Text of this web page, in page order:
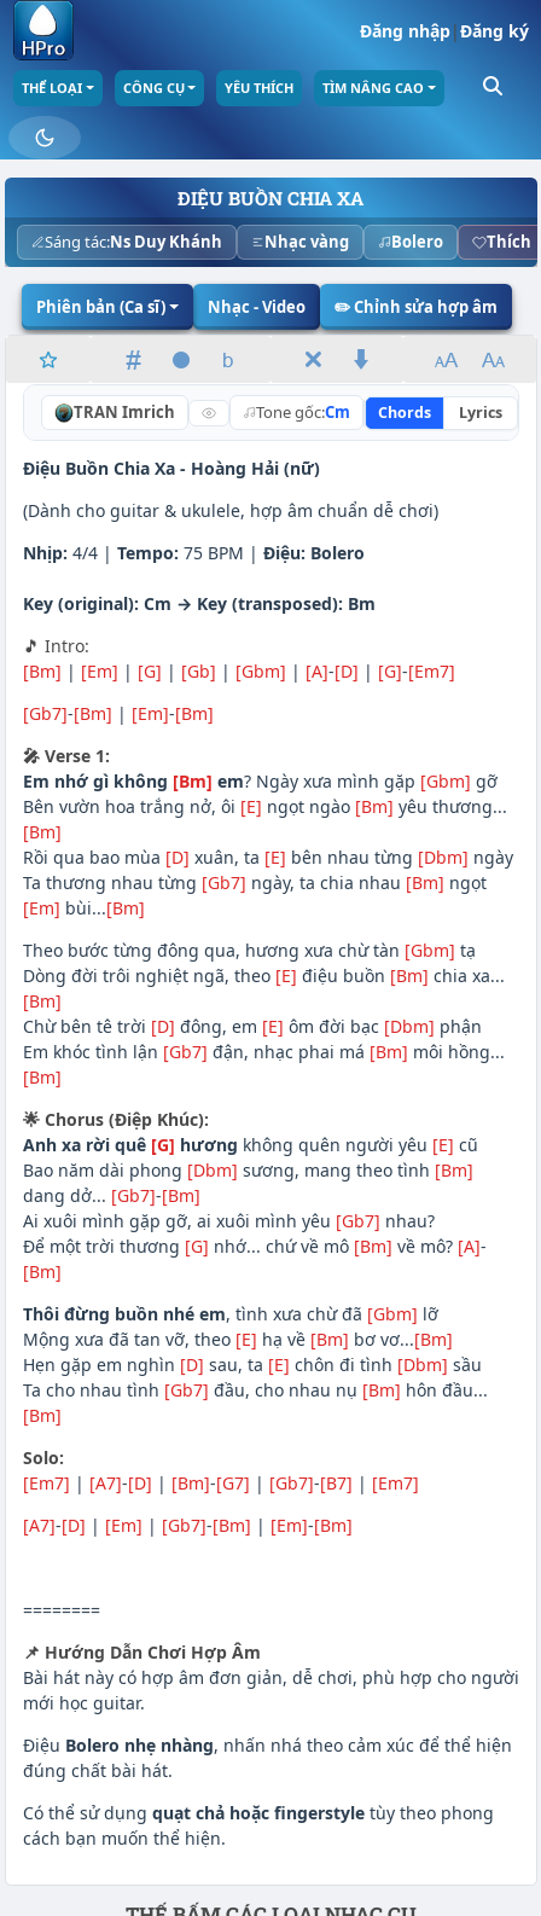
Đăng nhập|Đăng ký
THỂ LOẠI CÔNG CỤ YÊU THÍCH TÌM NÂNG CAO
ĐIỆU BUỒN CHIA XA
Sáng tác:Ns Duy Khánh Nhạc vàng Bolero Thích
Phiên bản (Ca sĩ) Nhạc - Video ✏️ Chỉnh sửa hợp âm
TRAN Imrich Tone gốc:Cm Chords Lyrics
Điệu Buồn Chia Xa - Hoàng Hải (nữ)
(Dành cho guitar & ukulele, hợp âm chuẩn dễ chơi)
Nhịp: 4/4 | Tempo: 75 BPM | Điệu: Bolero
Key (original): Cm → Key (transposed): Bm
🎵 Intro:
[Bm] | [Em] | [G] | [Gb] | [Gbm] | [A]-[D] | [G]-[Em7]
[Gb7]-[Bm] | [Em]-[Bm]
🎤 Verse 1:
Em nhớ gì không [Bm] em? Ngày xưa mình gặp [Gbm] gỡ
Bên vườn hoa trắng nở, ôi [E] ngọt ngào [Bm] yêu thương...
[Bm]
Rồi qua bao mùa [D] xuân, ta [E] bên nhau từng [Dbm] ngày
Ta thương nhau từng [Gb7] ngày, ta chia nhau [Bm] ngọt
[Em] bùi...[Bm]
Theo bước từng đông qua, hương xưa chừ tàn [Gbm] tạ
Dòng đời trôi nghiệt ngã, theo [E] điệu buồn [Bm] chia xa...
[Bm]
Chừ bên tê trời [D] đông, em [E] ôm đời bạc [Dbm] phận
Em khóc tình lận [Gb7] đận, nhạc phai má [Bm] môi hồng...
[Bm]
🌟 Chorus (Điệp Khúc):
Anh xa rời quê [G] hương không quên người yêu [E] cũ
Bao năm dài phong [Dbm] sương, mang theo tình [Bm]
dang dở... [Gb7]-[Bm]
Ai xuôi mình gặp gỡ, ai xuôi mình yêu [Gb7] nhau?
Để một trời thương [G] nhớ... chứ về mô [Bm] về mô? [A]-
[Bm]
Thôi đừng buồn nhé em, tình xưa chừ đã [Gbm] lỡ
Mộng xưa đã tan vỡ, theo [E] hạ về [Bm] bơ vơ...[Bm]
Hẹn gặp em nghìn [D] sau, ta [E] chôn đi tình [Dbm] sầu
Ta cho nhau tình [Gb7] đầu, cho nhau nụ [Bm] hôn đầu...
[Bm]
Solo:
[Em7] | [A7]-[D] | [Bm]-[G7] | [Gb7]-[B7] | [Em7]
[A7]-[D] | [Em] | [Gb7]-[Bm] | [Em]-[Bm]
========
📌 Hướng Dẫn Chơi Hợp Âm
Bài hát này có hợp âm đơn giản, dễ chơi, phù hợp cho người
mới học guitar.
Điệu Bolero nhẹ nhàng, nhấn nhá theo cảm xúc để thể hiện
đúng chất bài hát.
Có thể sử dụng quạt chả hoặc fingerstyletùy theo phong
cách bạn muốn thể hiện.